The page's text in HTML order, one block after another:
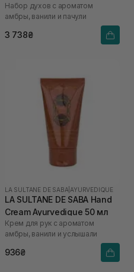
Набор духов с ароматом
амбры, ванили и пачули
3 738₴
LA SULTANE DE SABA AYURVEDIQUE
LA SULTANE DE SABA Hand
Cream Ayurvedique 50 мл
Крем для рук с ароматом
амбры, ванили и услышали
936₴